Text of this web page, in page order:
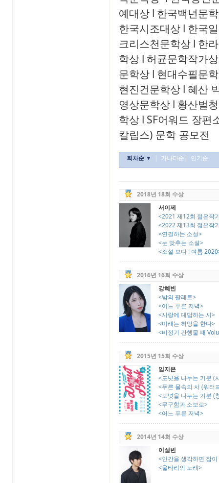
예대상 l 한국백년문
한국시조대상 l 한국
크리스천문학상 l 한
학상 l 허균문학작가상
문학상 l 현대수필문
현진건문학상 l 혜산
영상문학상 l 황산벌
학상 l SF어워드 장편
칼립스) 문학 공모전
회차순 ▼ | 가나다순 | 인기순
2018년 18회 수상
서이제
<2021 제12회 젊은작
<2022 제13회 젊은작
<연결하는 소설>
<눈 맞추는 소설>
<소설 보다 : 여름
2016년 16회 수상
강혜빈
<밤의 팔레트>
<어느 푸른 저녁>
<사랑에 대답하는 시>
<미래는 허밍을 한다>
<비정기 간행물 때
2015년 15회 수상
임지은
<도넛을 나누는 기분 (
<푸른 물속의 시 (워터
<도넛을 나누는 기분 (
<무구함과 소보로>
<어느 푸른 저녁>
2014년 14회 수상
이설빈
<인간을 생각하면 잠이
<울타리의 노래>